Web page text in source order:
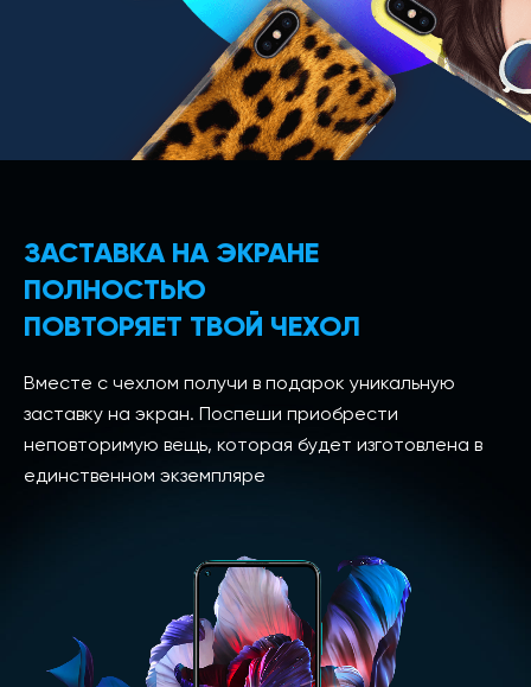
ЗАСТАВКА НА ЭКРАНЕ
ПОЛНОСТЬЮ
ПОВТОРЯЕТ ТВОЙ ЧЕХОЛ
Вместе с чехлом получи в подарок уникальную
заставку на экран. Поспеши приобрести
неповторимую вещь, которая будет изготовлена в
единственном экземпляре